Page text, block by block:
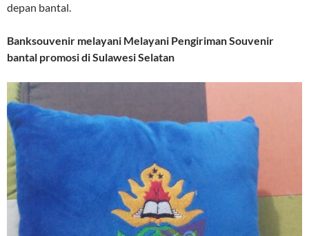
depan bantal.
Banksouvenir melayani Melayani Pengiriman Souvenir
bantal promosi di Sulawesi Selatan